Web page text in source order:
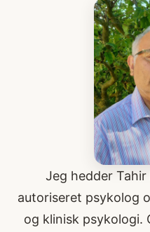
Jeg hedder
autoriseret psykolog
og klinisk psykologi.